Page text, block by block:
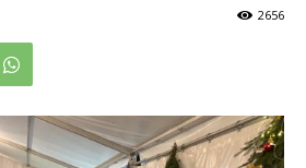
2656